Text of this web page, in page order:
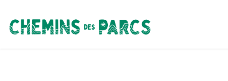
Chemins des Parcs